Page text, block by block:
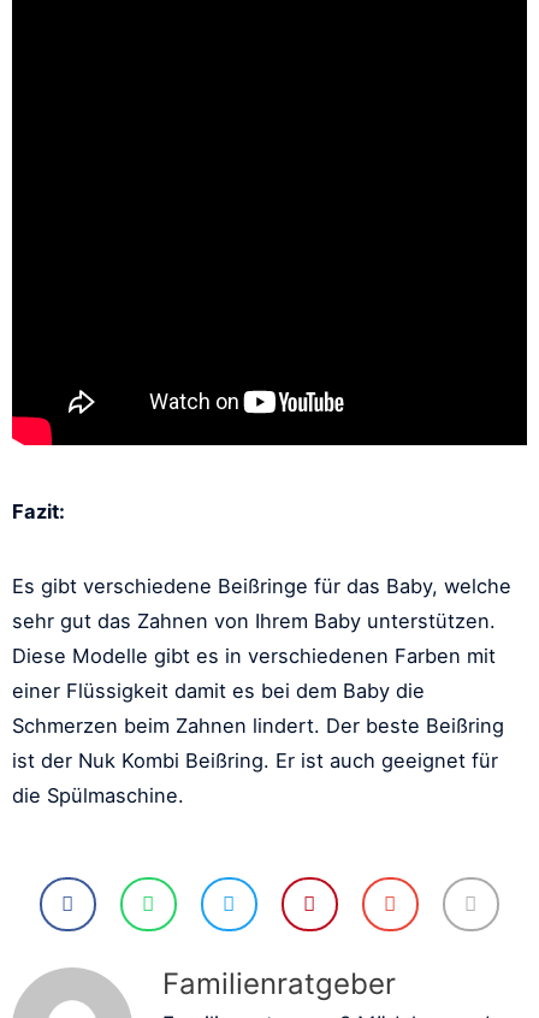
Fazit:
Es gibt verschiedene Beißringe für das Baby, welche
sehr gut das Zahnen von Ihrem Baby unterstützen.
Diese Modelle gibt es in verschiedenen Farben mit
einer Flüssigkeit damit es bei dem Baby die
Schmerzen beim Zahnen lindert. Der beste Beißring
ist der Nuk Kombi Beißring. Er ist auch geeignet für
die Spülmaschine.
Familienratgeber